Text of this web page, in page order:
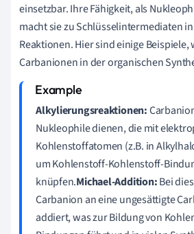
einsetzbar. Ihre Fähigkeit, als
macht sie zu Schlüsselintermediaten
Reaktionen. Hier sind einige Beispiele,
Carbanionen in der organischen
Alkylierungsreaktionen:
Nukleophile dienen, die mit
Kohlenstoffatomen (z.B. in
um Kohlenstoff-Kohlenstoff-
knüpfen.Michael-Addition:Bei
Carbanion an eine ungesättigte
addiert, was zur Bildung von